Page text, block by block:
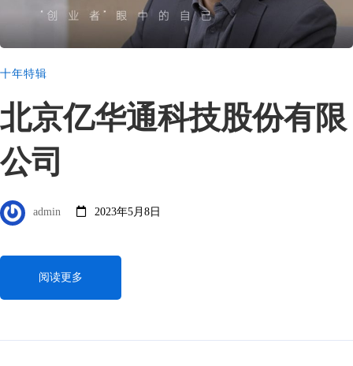
十年特辑
北京亿华通科技股份有限
公司
admin 2023年5月8日
阅读更多